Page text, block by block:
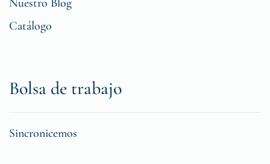
Nuestro Blog
Catálogo
Bolsa de trabajo
Sincronicemos